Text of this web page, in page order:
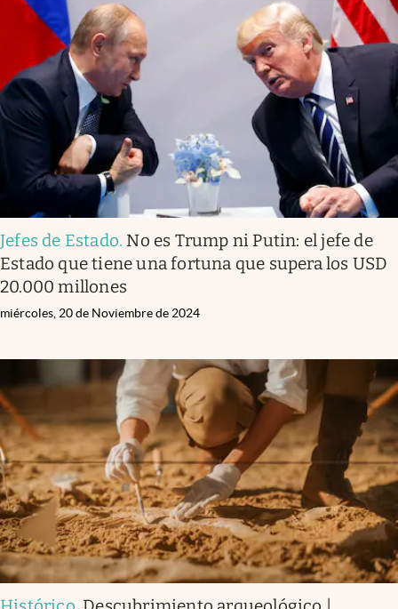
Jefes de Estado. No es Trump ni Putin: el jefe de
Estado que tiene una fortuna que supera los USD
20.000 millones
miércoles, 20 de Noviembre de 2024